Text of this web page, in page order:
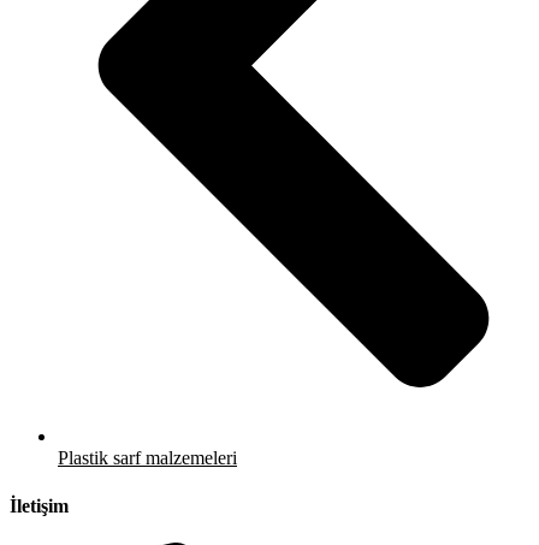
Plastik sarf malzemeleri
İletişim